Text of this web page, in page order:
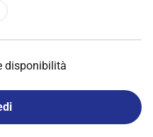
disponibilità